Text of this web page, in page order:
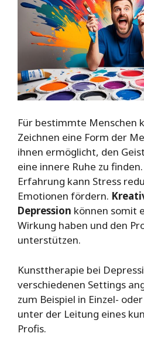
Für bestimmte Menschen
Zeichnen eine Form der
ihnen ermöglicht, den
eine innere Ruhe zu
Erfahrung kann Stress
Emotionen fördern.
Depression können somit
Wirkung haben und den
unterstützen.
Kunsttherapie bei
verschiedenen Settings
zum Beispiel in Einzel-
unter der Leitung eines
Profis.